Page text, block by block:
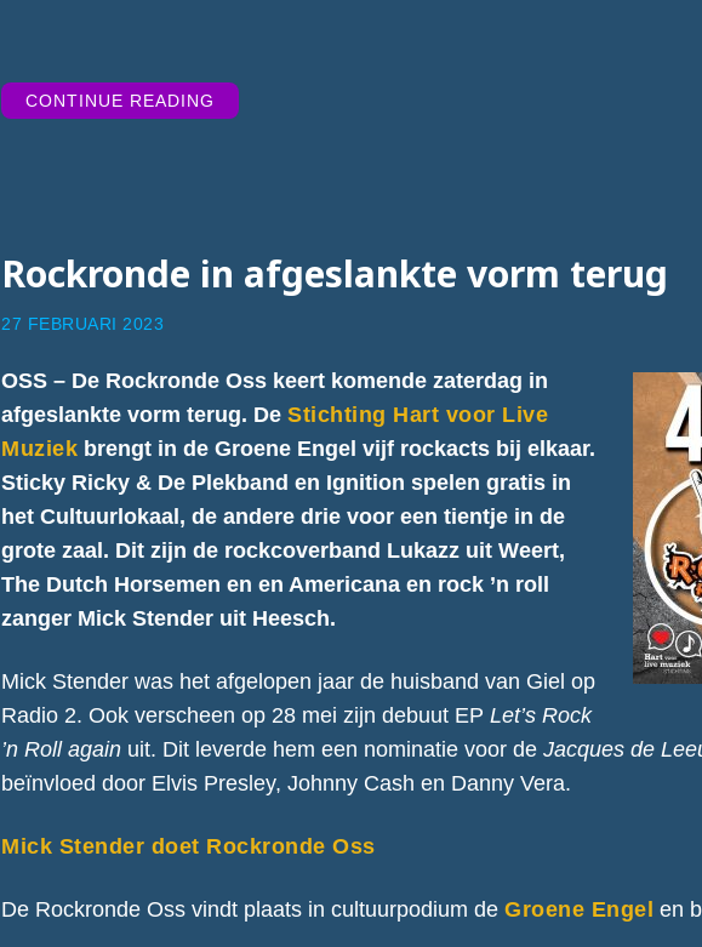
CONTINUE READING
WEEK
Rockronde in afgeslankte vorm terug
27 FEBRUARI 2023
OSS – De Rockronde Oss keert komende zaterdag in
afgeslankte vorm terug. DeStichting Hart voor Live
Muziek brengt in de Groene Engel vijf rockacts bij elkaar.
Sticky Ricky & De Plekband en Ignition spelen gratis in
het Cultuurlokaal, de andere drie voor een tientje in de
grote zaal. Dit zijn de rockcoverband Lukazz uit Weert,
The Dutch Horsemen enen Americana en rock ’n roll
zanger Mick Stender uit Heesch.
Mick Stender was het afgelopen jaar de huisband van Giel op
Radio 2. Ook verscheen op 28 mei zijn debuut EPLet’s Rock
’n Roll again uit. Dit leverde hem een nominatie voor deJacques de
beïnvloed door Elvis Presley, Johnny Cash en Danny Vera.
Mick Stender doet Rockronde Oss
De Rockronde Oss vindt plaats in cultuurpodium deGroene Engel en